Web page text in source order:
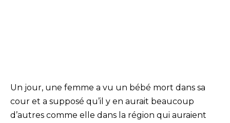
Un jour, une femme a vu un bébé mort dans sa
cour et a supposé qu’il y en aurait beaucoup
d’autres comme elle dans la région qui auraient